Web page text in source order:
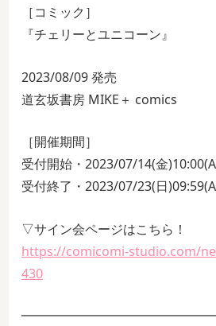
［コミック］
『チェリーとユニコーン』
2023/08/09 発売
道玄坂書房 MIKE＋ comics
［開催期間］
受付開始・2023/07/14(金
受付終了・2023/07/23(日
▽サイン会ページはこちら！
https://comicomi-studio.com/
430